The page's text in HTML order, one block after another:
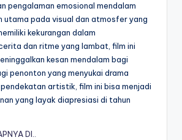
pengalaman emosional mendalam
utama pada visual dan atmosfer yang
kekurangan dalam
dan ritme yang lambat, film ini
kesan mendalam bagi
penonton yang menyukai drama
artistik, film ini bisa menjadi
yang layak diapresiasi di tahun
DI..